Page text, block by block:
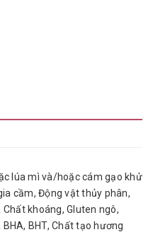
lúa mì và/hoặc cám gạo khử
cầm, Động vật thủy phân,
khoáng, Gluten ngô,
BHT, Chất tạo hương